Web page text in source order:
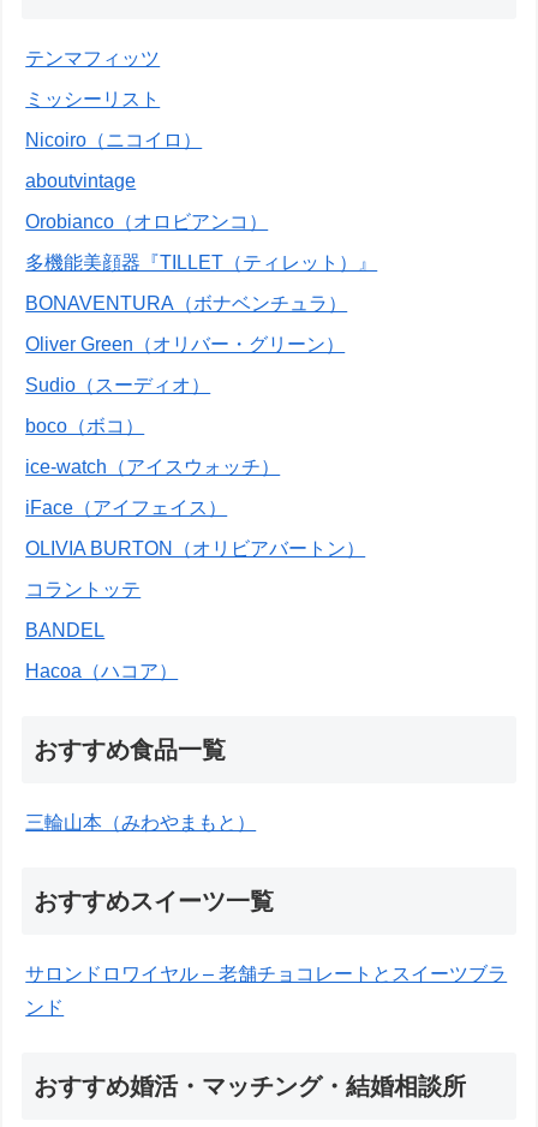
テンマフィッツ
ミッシーリスト
Nicoiro（ニコイロ）
aboutvintage
Orobianco（オロビアンコ）
多機能美顔器『TILLET（ティレット）』
BONAVENTURA（ボナベンチュラ）
Oliver Green（オリバー・グリーン）
Sudio（スーディオ）
boco（ボコ）
ice-watch（アイスウォッチ）
iFace（アイフェイス）
OLIVIA BURTON（オリビアバートン）
コラントッテ
BANDEL
Hacoa（ハコア）
おすすめ食品一覧
三輪山本（みわやまもと）
おすすめスイーツ一覧
サロンドロワイヤル – 老舗チョコレートとスイーツブラ
ンド
おすすめ婚活・マッチング・結婚相談所